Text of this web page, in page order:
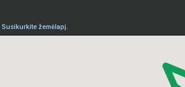
Susikurkite žemėlapį.